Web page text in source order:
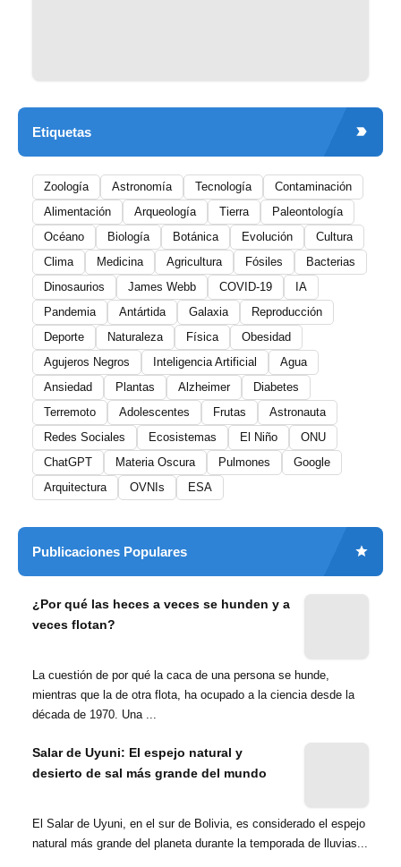
Etiquetas
Zoología Astronomía Tecnología
Contaminación
Alimentación
Arqueología Tierra
Paleontología
Océano
Biología Botánica Evolución
Cultura
Clima
Medicina Agricultura Fósiles
Bacterias
Dinosaurios
James Webb COVID-19
IA
Pandemia
Antártida Galaxia
Reproducción
Deporte
Naturaleza Física
Obesidad
Agujeros Negros
Inteligencia Artificial
Agua
Ansiedad
Plantas Alzheimer
Diabetes
Terremoto
Adolescentes Frutas
Astronauta
Redes Sociales
Ecosistemas El Niño
ONU
ChatGPT
Materia Oscura Pulmones
Google
Arquitectura
OVNIs ESA
Publicaciones Populares
¿Por qué las heces a veces se hunden y a
veces flotan?
La cuestión de por qué la caca de una persona se hunde,
mientras que la de otra flota, ha ocupado a la ciencia desde la
década de 1970. Una ...
Salar de Uyuni: El espejo natural y
desierto de sal más grande del mundo
El Salar de Uyuni, en el sur de Bolivia, es considerado el espejo
natural más grande del planeta durante la temporada de lluvias...